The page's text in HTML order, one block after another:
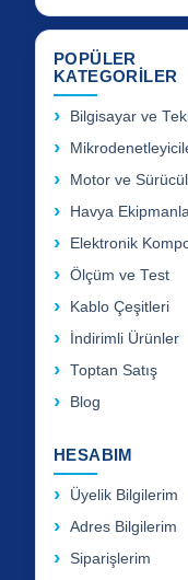
POPÜLER
KATEGORİLER
Bilgisayar ve
Motor ve
Havya
Elektronik
Ölçüm ve Test
Kablo Çeşitleri
İndirimli Ürünler
Toptan Satış
Blog
HESABIM
Üyelik Bilgilerim
Adres Bilgilerim
Siparişlerim